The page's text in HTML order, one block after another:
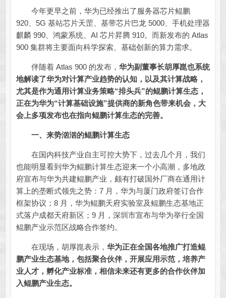
今年更早之前，华为已经推出了服务器芯片鲲鹏
920、5G 基站芯片天罡、基带芯片巴龙 5000、手机处理器
麒麟 990、鸿蒙系统、AI 芯片昇腾 910。而新发布的 Atlas
900 集群将主要面向科学探索、基础创新的算力需求。
伴随着 Atlas 900 的发布， 华为副董事长胡厚崑也系统
地解读了华为对计算产业趋势的认知，以及其计算战略，
尤其是作为通用计算业务策略“排头兵”的鲲鹏计算生态，
正在为华为“计算基础设施”提供商的新角色带来机会， 大
会上多项发布也在指向鲲鹏计算生态的完善。
一、来势汹汹的鲲鹏计算生态
在国内科技产业自主可控大势下，过去几个月，我们
也能明显看到华为鲲鹏计算生态迎来一个小高潮，多地政
府宣布与华为共建鲲鹏产业，颇有打破国外厂商在通用计
算上的垄断式领先之势：7 月，华为与厦门政府签订合作
框架协议；8 月，华为鲲鹏天府实验室及鲲鹏生态基地正
式落户成都天府新区；9 月，深圳市宣布与华为举行全国
鲲鹏产业示范区战略合作签约。
在现场，胡厚崑表示， 华为正在全国各地推广打造鲲
鹏产业生态基地，包括聚合伙伴，开展应用示范，培养产
业人才，孵化产业标准，相信未来还有更多的合作伙伴加
入鲲鹏产业生态。